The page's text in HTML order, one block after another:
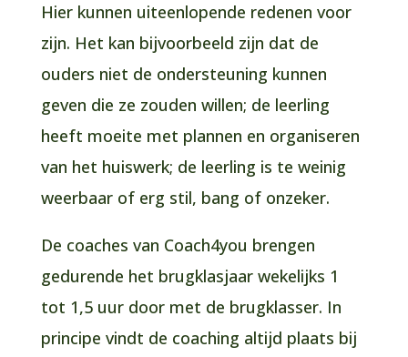
Hier kunnen uiteenlopende redenen voor
zijn. Het kan bijvoorbeeld zijn dat de
ouders niet de ondersteuning kunnen
geven die ze zouden willen; de leerling
heeft moeite met plannen en organiseren
van het huiswerk; de leerling is te weinig
weerbaar of erg stil, bang of onzeker.
De coaches van Coach4you brengen
gedurende het brugklasjaar wekelijks 1
tot 1,5 uur door met de brugklasser. In
principe vindt de coaching altijd plaats bij